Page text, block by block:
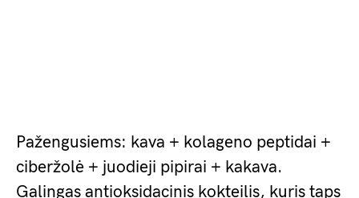
Pažengusiems: kava + kolageno peptidai +
ciberžolė + juodieji pipirai + kakava.
Galingas antioksidacinis kokteilis, kuris taps